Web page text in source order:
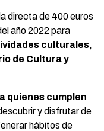
directa de 400 euros
año 2022 para
culturales,
de Cultura y
a quienes cumplen
y disfrutar de
hábitos de